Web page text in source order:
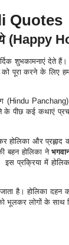
Quotes
(Happy
शुभकामनाएं देते
पूरा करने के लिए
(Hindu
के पीछ कई कथाएं
होलिका और
बहन होलिका ने
प्रक्रिया में
है। होलिका
भूलकर लोगों के साथ